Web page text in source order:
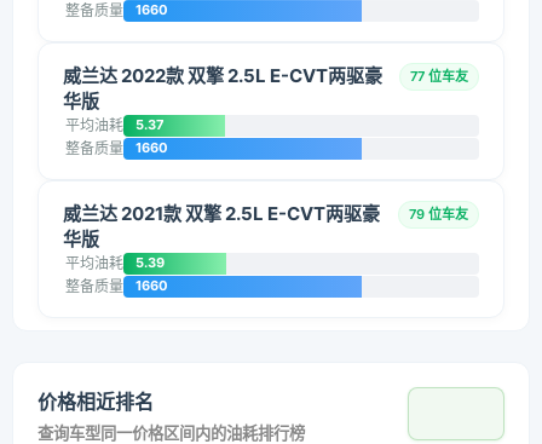
整备质量 1660
威兰达 2022款 双擎 2.5L E-CVT两驱豪
华版
77 位车友
平均油耗 5.37
整备质量 1660
威兰达 2021款 双擎 2.5L E-CVT两驱豪
华版
79 位车友
平均油耗 5.39
整备质量 1660
价格相近排名
查询车型同一价格区间内的油耗排行榜